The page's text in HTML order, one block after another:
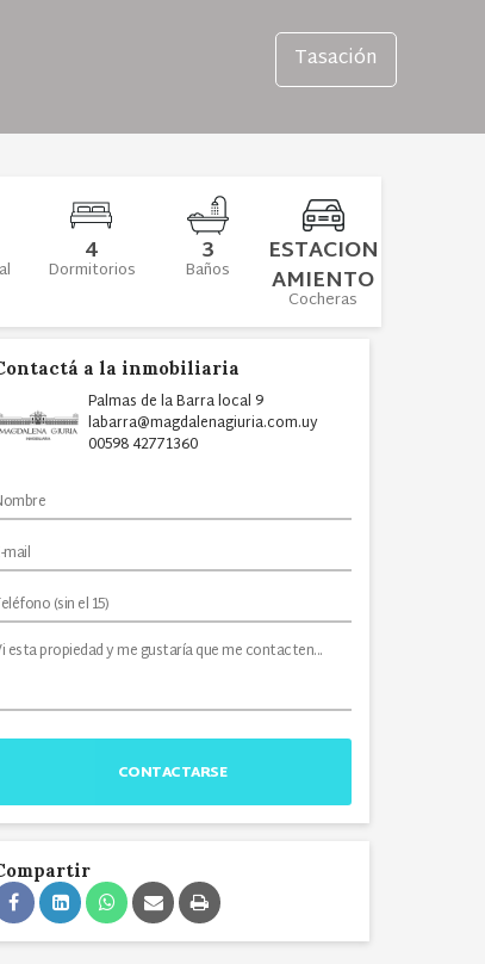
Tasación
4
Dormitorios 3
Baños ESTACION
AMIENTO
Cocheras
a la inmobiliaria
Palmas de la Barra local 9
labarra@magdalenagiuria.com.uy
00598 42771360
CONTACTARSE